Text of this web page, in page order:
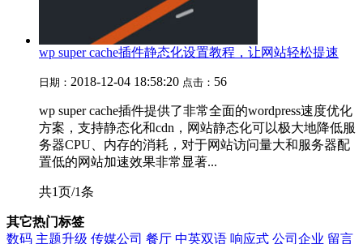
wp super cache插件静态化设置教程，让网站轻松提速
日期： 2018-12-04 18:58:20 点击： 56
wp super cache插件提供了非常全面的wordpress速度优化
方案，支持静态化和cdn，网站静态化可以极大地降低服
务器CPU、内存的消耗，对于网站访问量大和服务器配
置低的网站加速效果非常显著...
共1页/1条
其它热门标签
数码 主题升级 传媒公司 餐厅 中英双语 响应式 公司企业 留言